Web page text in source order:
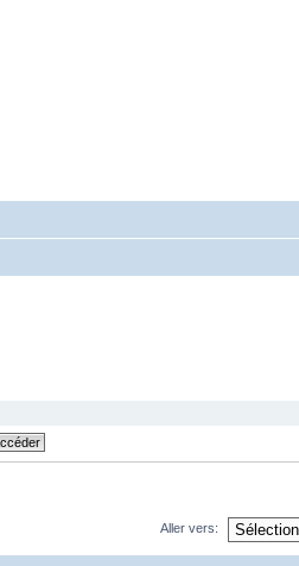
Aller vers: